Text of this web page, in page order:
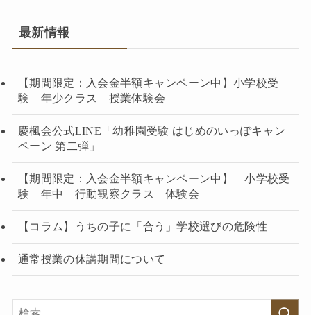
最新情報
【期間限定：入会金半額キャンペーン中】小学校受
験 年少クラス 授業体験会
慶楓会公式LINE「幼稚園受験 はじめのいっぽキャン
ペーン 第二弾」
【期間限定：入会金半額キャンペーン中】 小学校受
験 年中 行動観察クラス 体験会
【コラム】うちの子に「合う」学校選びの危険性
通常授業の休講期間について